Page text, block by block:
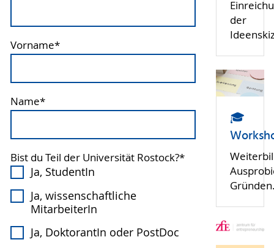
Vorname*
Name*
Bist du Teil der Universität Rostock?*
Ja, StudentIn
Ja, wissenschaftliche
MitarbeiterIn
Ja, DoktorantIn oder PostDoc
der
🎓